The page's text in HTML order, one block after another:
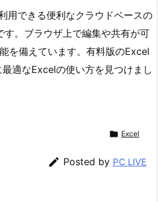
用できる便利なクラウドベースの
。ブラウザ上で編集や共有が可
を備えています。有料版のExcel
適なExcelの使い方を見つけまし
 Excel
 Posted by PC LIVE